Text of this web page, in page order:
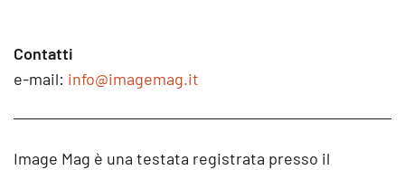
Contatti
e-mail: info@imagemag.it
Image Mag è una testata registrata presso il